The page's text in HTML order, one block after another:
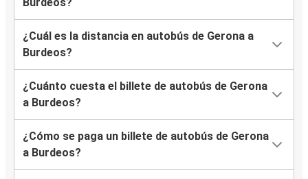
¿Cuál es la distancia en autobús de Gerona a
Burdeos?
¿Cuánto cuesta el billete de autobús de Gerona
a Burdeos?
¿Cómo se paga un billete de autobús de Gerona
a Burdeos?